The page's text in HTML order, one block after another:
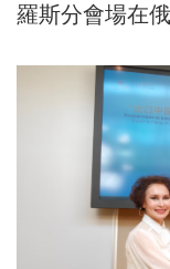
羅斯分會場在